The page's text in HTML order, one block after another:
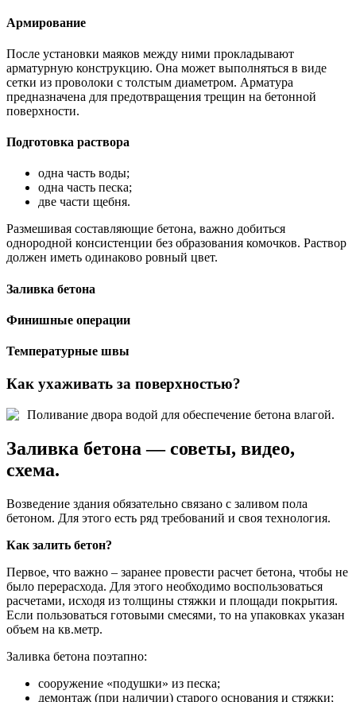
Армирование
После установки маяков между ними прокладывают
арматурную конструкцию. Она может выполняться в виде
сетки из проволоки с толстым диаметром. Арматура
предназначена для предотвращения трещин на бетонной
поверхности.
Подготовка раствора
одна часть воды;
одна часть песка;
две части щебня.
Размешивая составляющие бетона, важно добиться
однородной консистенции без образования комочков. Раствор
должен иметь одинаково ровный цвет.
Заливка бетона
Финишные операции
Температурные швы
Как ухаживать за поверхностью?
Поливание двора водой для обеспечение бетона влагой.
Заливка бетона — советы, видео,
схема.
Возведение здания обязательно связано с заливом пола
бетоном. Для этого есть ряд требований и своя технология.
Как залить бетон?
Первое, что важно – заранее провести расчет бетона, чтобы не
было перерасхода. Для этого необходимо воспользоваться
расчетами, исходя из толщины стяжки и площади покрытия.
Если пользоваться готовыми смесями, то на упаковках указан
объем на кв.метр.
Заливка бетона поэтапно:
сооружение «подушки» из песка;
демонтаж (при наличии) старого основания и стяжки;